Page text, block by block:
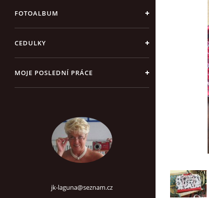
FOTOALBUM
CEDULKY
MOJE POSLEDNÍ PRÁCE
jk-laguna@seznam.cz